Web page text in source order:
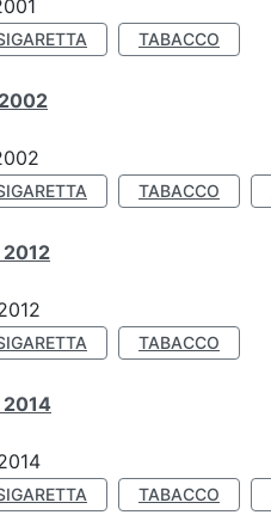
TABACCO
TABACCO
TABACCO
TABACCO